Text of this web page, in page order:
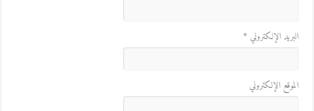
البريد الإلكتروني *
الموقع الإلكتروني